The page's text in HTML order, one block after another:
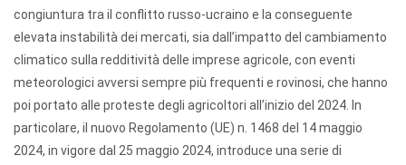
congiuntura tra il conflitto russo-ucraino e la conseguente
elevata instabilità dei mercati, sia dall’impatto del cambiamento
climatico sulla redditività delle imprese agricole, con eventi
meteorologici avversi sempre più frequenti e rovinosi, che hanno
poi portato alle proteste degli agricoltori all’inizio del 2024. In
particolare, il nuovo Regolamento (UE) n. 1468 del 14 maggio
2024, in vigore dal 25 maggio 2024, introduce una serie di